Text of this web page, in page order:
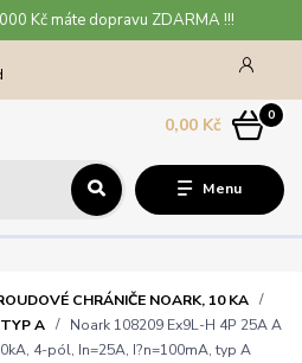
Kč máte dopravu ZDARMA !!!
Menu
0
0,00 Kč
CHRÁNIČE NOARK, 10 KA
A
Noark 108209 Ex9L-H 4P 25A A
4-pól, In=25A, I?n=100mA, typ A